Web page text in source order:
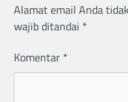
Alamat email Anda
wajib ditandai *
Komentar *